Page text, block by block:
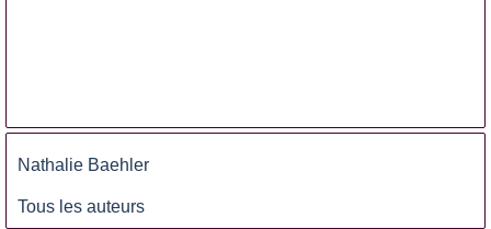
Nathalie Baehler
Tous les auteurs